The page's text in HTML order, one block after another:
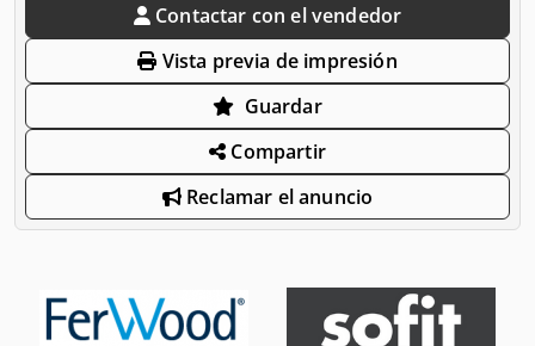
Contactar con el vendedor
Vista previa de impresión
Guardar
Compartir
Reclamar el anuncio